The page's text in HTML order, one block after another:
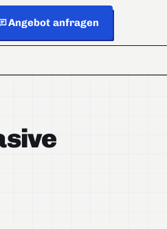
Angebot anfragen